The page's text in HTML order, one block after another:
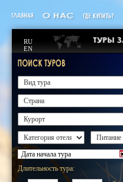
RU
EN
Длительность тура: